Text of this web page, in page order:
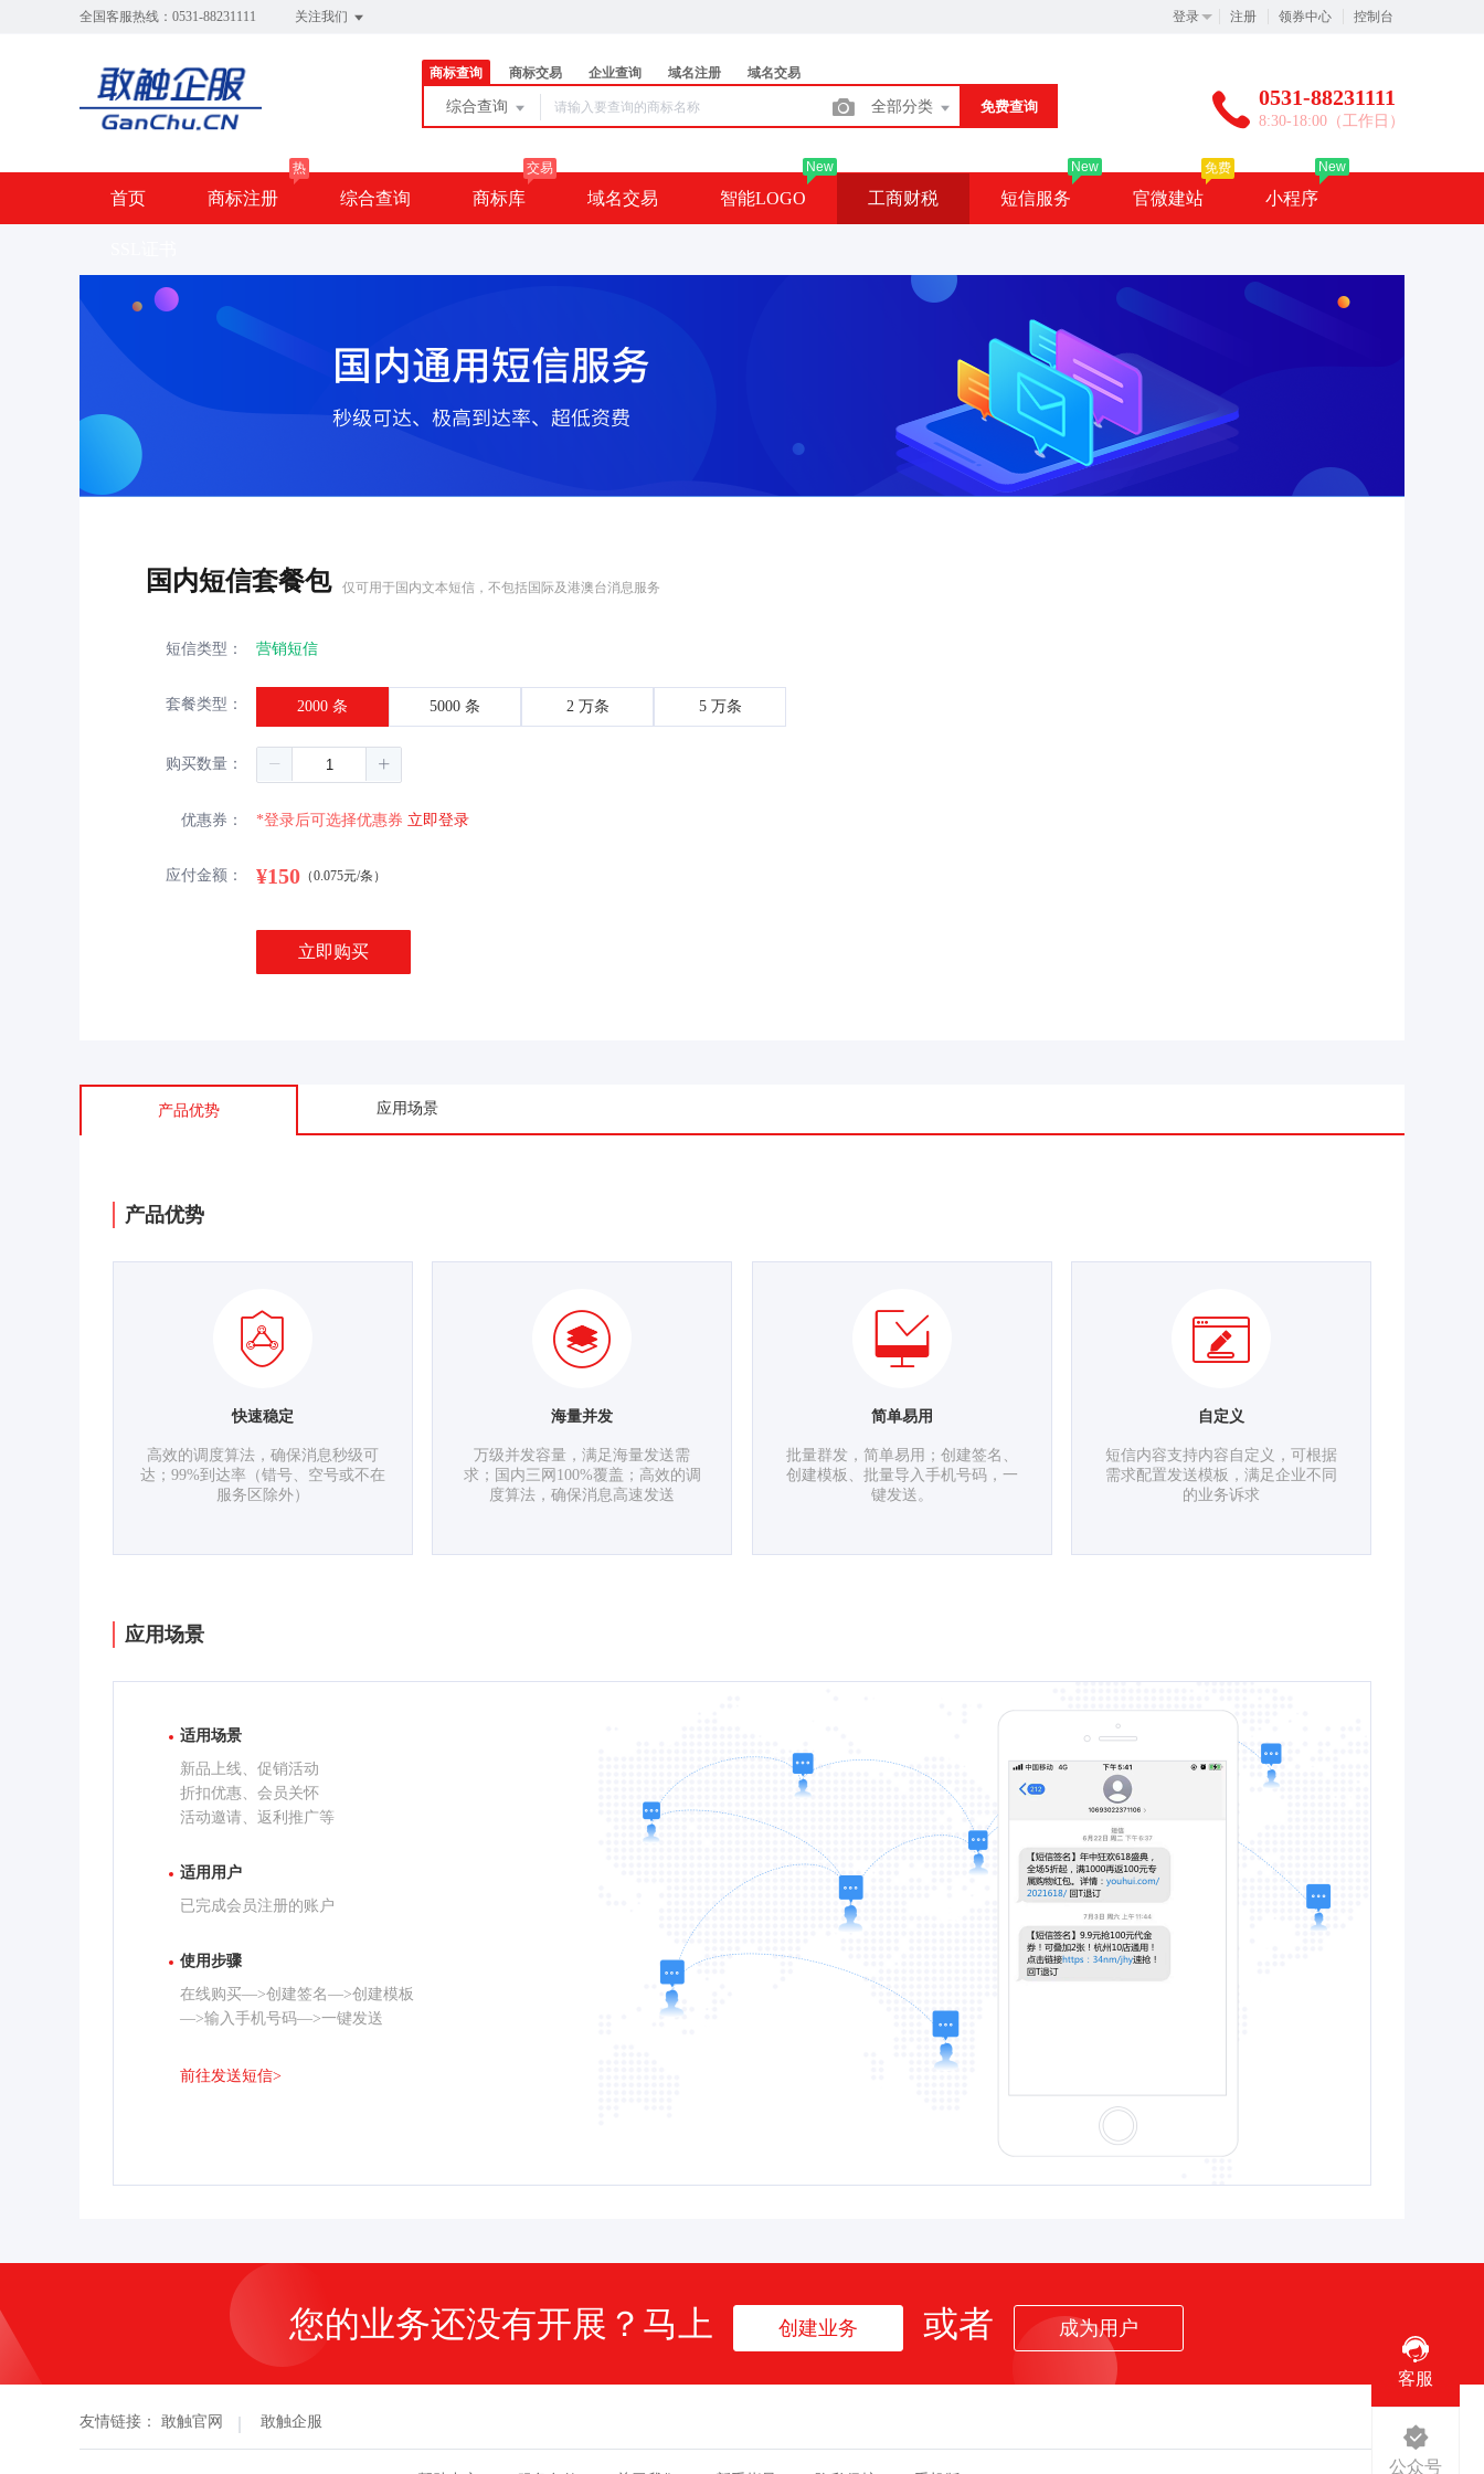
全国客服热线：0531-88231111 关注我们 登录 注册 领券中心 控制台
商标查询 商标交易 企业查询 域名注册 域名交易
综合查询 全部分类 免费查询 0531-88231111
8:30-18:00（工作日）
首页 商标注册
热
综合查询 商标库
交易
域名交易 智能LOGO
New
工商财税 短信服务
New
官微建站
免费
小程序
New
国内短信套餐包 仅可用于国内文本短信，不包括国际及港澳台消息服务
短信类型： 营销短信
套餐类型： 2000 条 5000 条 2 万条 5 万条
购买数量：
优惠券： *登录后可选择优惠券 立即登录
应付金额： ¥150 （0.075元/条）
立即购买
产品优势 应用场景
产品优势
快速稳定
高效的调度算法，确保消息秒级可
达；99%到达率（错号、空号或不在
服务区除外）
海量并发
万级并发容量，满足海量发送需
求；国内三网100%覆盖；高效的调
度算法，确保消息高速发送
简单易用
批量群发，简单易用；创建签名、
创建模板、批量导入手机号码，一
键发送。
自定义
短信内容支持内容自定义，可根据
需求配置发送模板，满足企业不同
的业务诉求
应用场景
适用场景
新品上线、促销活动
折扣优惠、会员关怀
活动邀请、返利推广等
适用用户
已完成会员注册的账户
使用步骤
在线购买—>创建签名—>创建模板
—>输入手机号码—>一键发送
前往发送短信>
您的业务还没有开展？马上 创建业务 或者 成为用户
友情链接： 敢触官网 敢触企服
客服
公众号